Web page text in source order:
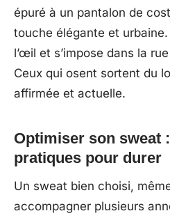
épuré à un pantalon de
touche élégante et
l’œil et s’impose dans la
Ceux qui osent sortent du
affirmée et actuelle.
Optimiser son sweat
pratiques pour durer
Un sweat bien choisi,
accompagner plusieurs